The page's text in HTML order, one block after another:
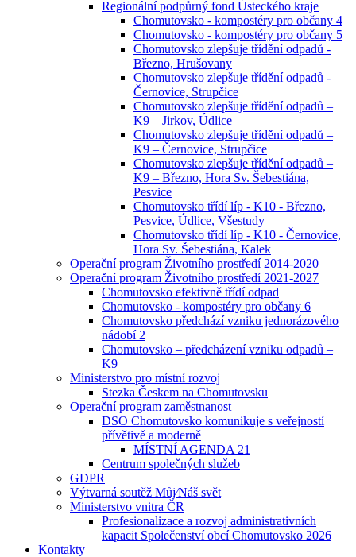
Regionální podpůrný fond Ústeckého kraje
Chomutovsko - kompostéry pro občany 4
Chomutovsko - kompostéry pro občany 5
Chomutovsko zlepšuje třídění odpadů -
Březno, Hrušovany
Chomutovsko zlepšuje třídění odpadů -
Černovice, Strupčice
Chomutovsko zlepšuje třídění odpadů –
K9 – Jirkov, Údlice
Chomutovsko zlepšuje třídění odpadů –
K9 – Černovice, Strupčice
Chomutovsko zlepšuje třídění odpadů –
K9 – Březno, Hora Sv. Šebestiána,
Pesvice
Chomutovsko třídí líp - K10 - Březno,
Pesvice, Údlice, Všestudy
Chomutovsko třídí líp - K10 - Černovice,
Hora Sv. Šebestiána, Kalek
Operační program Životního prostředí 2014-2020
Operační program Životního prostředí 2021-2027
Chomutovsko efektivně třídí odpad
Chomutovsko - kompostéry pro občany 6
Chomutovsko předchází vzniku jednorázového
nádobí 2
Chomutovsko – předcházení vzniku odpadů –
K9
Ministerstvo pro místní rozvoj
Stezka Českem na Chomutovsku
Operační program zaměstnanost
DSO Chomutovsko komunikuje s veřejností
přívětivě a moderně
MÍSTNÍ AGENDA 21
Centrum společných služeb
GDPR
Výtvarná soutěž Můj⁄Náš svět
Ministerstvo vnitra ČR
Profesionalizace a rozvoj administrativních
kapacit Společenství obcí Chomutovsko 2026
Kontakty